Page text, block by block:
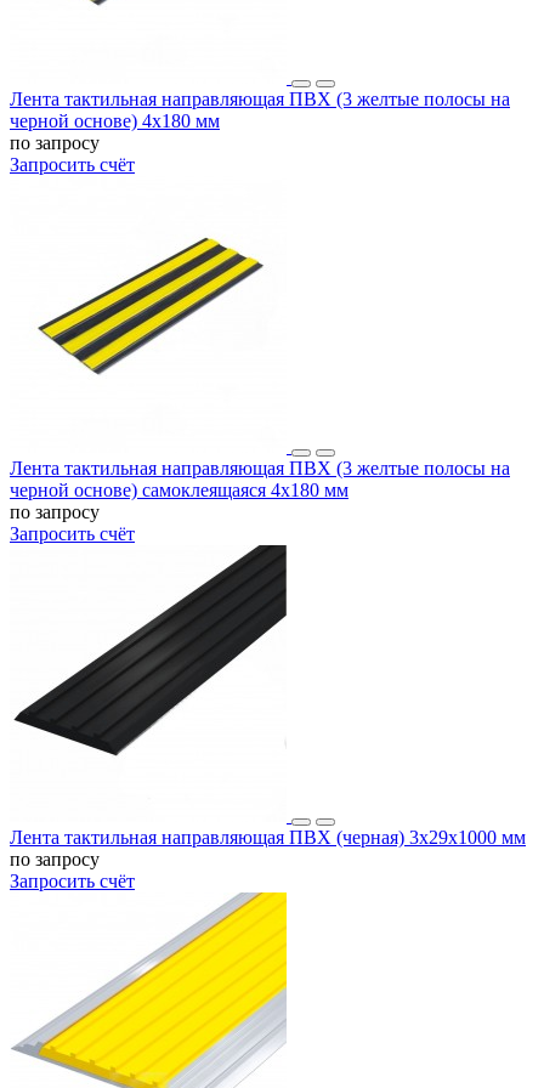
Лента тактильная направляющая ПВХ (3 желтые полосы на
черной основе) 4х180 мм
по запросу
Запросить счёт
Лента тактильная направляющая ПВХ (3 желтые полосы на
черной основе) самоклеящаяся 4х180 мм
по запросу
Запросить счёт
Лента тактильная направляющая ПВХ (черная) 3х29х1000 мм
по запросу
Запросить счёт